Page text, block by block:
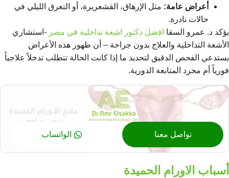
أعراض عامة: مثل الإرهاق، القشعريرة، أو التعرق الليلي في
حالات نادرة.
يؤكد د. عمرو السقا افضل دكتور اشعة تداخلية في مصر -استشاري
الأشعة التداخلية والعلاج بدون جراحة – أن ظهور هذه الأعراض
يستدعي الفحص الدقيق لتحديد ما إذا كانت الحالة تتطلب تدخلاً علاجياً
فورياً أم مجرد المتابعة الدورية.
تواصل معنا الواتساب
أسباب الاورام الحميدة